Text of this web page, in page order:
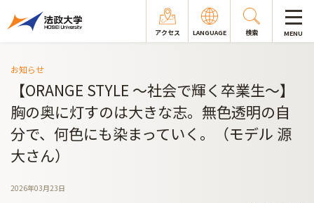
アクセス LANGUAGE 検索 MENU
お知らせ
【ORANGE STYLE ～社会で輝く卒業生～】
胸の奥に灯すのは大きな志。無色透明の自
分で、何色にも染まっていく。（モデル 源
大さん）
2026年03月23日